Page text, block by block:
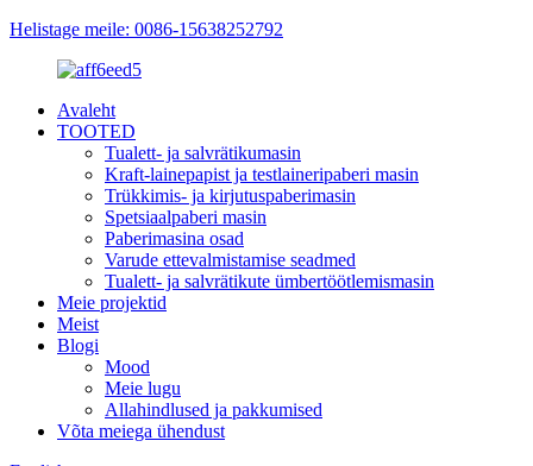
Helistage meile: 0086-15638252792
Avaleht
TOOTED
Tualett- ja salvrätikumasin
Kraft-lainepapist ja testlaineripaberi masin
Trükkimis- ja kirjutuspaberimasin
Spetsiaalpaberi masin
Paberimasina osad
Varude ettevalmistamise seadmed
Tualett- ja salvrätikute ümbertöötlemismasin
Meie projektid
Meist
Blogi
Mood
Meie lugu
Allahindlused ja pakkumised
Võta meiega ühendust